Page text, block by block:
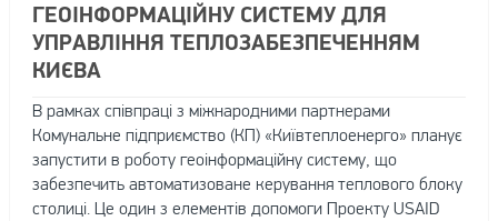
ГЕОІНФОРМАЦІЙНУ СИСТЕМУ ДЛЯ
УПРАВЛІННЯ ТЕПЛОЗАБЕЗПЕЧЕННЯМ
КИЄВА
В рамках співпраці з міжнародними партнерами
Комунальне підприємство (КП) «Київтеплоенерго» планує
запустити в роботу геоінформаційну систему, що
забезпечить автоматизоване керування теплового блоку
столиці. Це один з елементів допомоги Проекту USAID